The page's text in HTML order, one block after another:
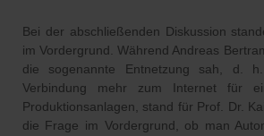
Bei der abschließenden Diskussion
im Vordergrund. Während Andreas
die sogenannte Entnetzung sah, d.
Verbindung mehr zum Internet für
Produktionsanlagen, stand für Prof. Dr.
die Frage im Vordergrund, ob man